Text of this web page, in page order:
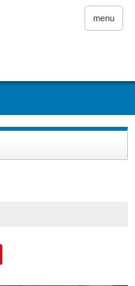
menu